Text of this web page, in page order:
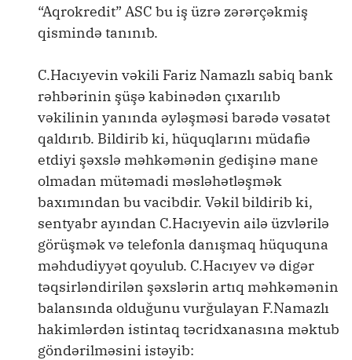
“Aqrokredit” ASC bu iş üzrə zərərçəkmiş
qismində tanınıb.
C.Hacıyevin vəkili Fariz Namazlı sabiq bank
rəhbərinin şüşə kabinədən çıxarılıb
vəkilinin yanında əyləşməsi barədə vəsatət
qaldırıb. Bildirib ki, hüquqlarını müdafiə
etdiyi şəxslə məhkəmənin gedişinə mane
olmadan mütəmadi məsləhətləşmək
baxımından bu vacibdir. Vəkil bildirib ki,
sentyabr ayından C.Hacıyevin ailə üzvlərilə
görüşmək və telefonla danışmaq hüququna
məhdudiyyət qoyulub. C.Hacıyev və digər
təqsirləndirilən şəxslərin artıq məhkəmənin
balansında olduğunu vurğulayan F.Namazlı
hakimlərdən istintaq təcridxanasına məktub
göndərilməsini istəyib: